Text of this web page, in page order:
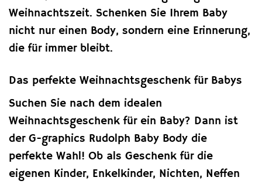
Weihnachtszeit. Schenken Sie Ihrem Baby
nicht nur einen Body, sondern eine Erinnerung,
die für immer bleibt.
Das perfekte Weihnachtsgeschenk für Babys
Suchen Sie nach dem idealen
Weihnachtsgeschenk für ein Baby? Dann ist
der G-graphics Rudolph Baby Body die
perfekte Wahl! Ob als Geschenk für die
eigenen Kinder, Enkelkinder, Nichten, Neffen